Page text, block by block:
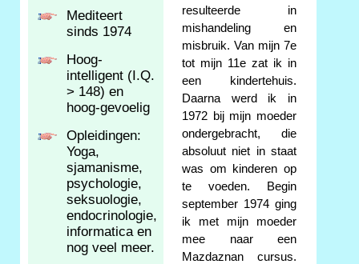
Mediteert
sinds 1974
Hoog-
intelligent (I.Q.
> 148) en
hoog-gevoelig
Opleidingen:
Yoga,
sjamanisme,
psychologie,
seksuologie,
endocrinologie,
informatica en
nog veel meer.
resulteerde in
mishandeling en
misbruik. Van mijn 7e
tot mijn 11e zat ik in
een kindertehuis.
Daarna werd ik in
1972 bij mijn moeder
ondergebracht, die
absoluut niet in staat
was om kinderen op
te voeden. Begin
september 1974 ging
ik met mijn moeder
mee naar een
Mazdaznan cursus.